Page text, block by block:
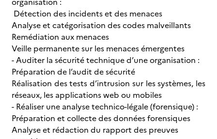
Détection des incidents et des menaces
Analyse et catégorisation des codes malveillants
Remédiation aux menaces
Veille permanente sur les menaces émergentes
- Auditer la sécurité technique d’une organisation :
Préparation de l’audit de sécurité
Réalisation des tests d’intrusion sur les systèmes, les
réseaux, les applications web ou mobiles
- Réaliser une analyse technico-légale (forensique) :
Préparation et collecte des données forensiques
Analyse et rédaction du rapport des preuves